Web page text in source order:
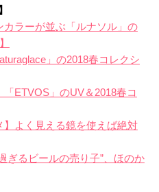
ラーが並ぶ「ルナソル」の
」の2018春コレクシ
ETVOS」のUV＆2018春コ
】よく見える鏡を使えば絶対
ぎるビールの売り子”、ほのか